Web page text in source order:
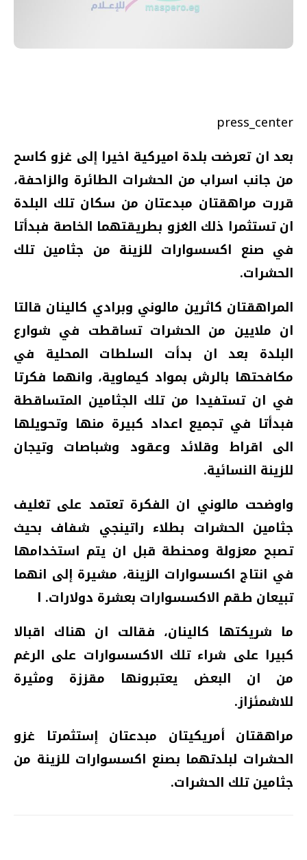
press_center
بعد ان تعرضت بلدة اميركية اخيرا إلى غزو كاسح
من جانب اسراب من الحشرات الطائرة والزاحفة،
قررت مراهقتان مبدعتان من سكان تلك البلدة
ان تستثمرا ذلك الغزو بطريقتهما الخاصة فبدأتا
في صنع اكسسوارات للزينة من جثامين تلك
الحشرات.
المراهقتان كاثرين مالوني وبرادي كالينان قالتا
ان ملايين من الحشرات تساقطت في شوارع
البلدة بعد ان بدأت السلطات المحلية في
مكافحتها بالرش بمواد كيماوية، وانهما فكرتا
في ان تستفيدا من تلك الجثامين المتساقطة
فبدأتا في تجميع اعداد كبيرة منها وتحويلها
الى اقراط وقلائد وعقود وشباصات وتيجان
للزينة النسائية.
واوضحت مالوني ان الفكرة تعتمد على تغليف
جثامين الحشرات بطلاء راتينجي شفاف بحيث
تصبح معزولة ومحنطة قبل ان يتم استخدامها
في انتاج اكسسوارات الزينة، مشيرة إلى انهما
تبيعان طقم الاكسسوارات بعشرة دولارات. ا
ما شريكتها كالينان، فقالت ان هناك اقبالا
كبيرا على شراء تلك الاكسسوارات على الرغم
من ان البعض يعتبرونها مقززة ومثيرة
للاشمئزاز.
مراهقتان أمريكيتان مبدعتان إستثمرتا غزو
الحشرات لبلدتهما بصنع اكسسوارات للزينة من
جثامين تلك الحشرات.